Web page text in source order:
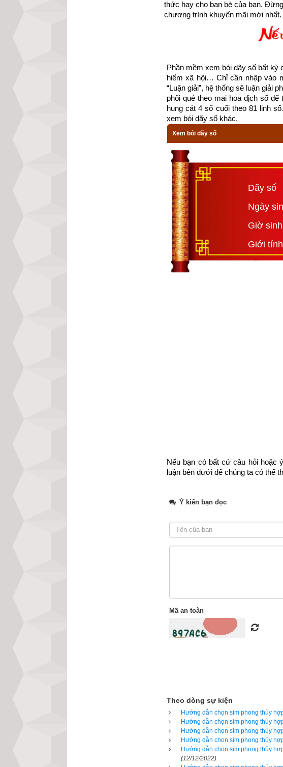
Các luận giải vận mệnh phía
trợ do không đủ dữ liệu về trụ
xem luận giải chi tiết và chính
nhập đủ ngày giờ tháng năm
nay của chúng tôi ở bên dưới.
Tại sao sim phong thủy lại có
các mạch vi xử lý trong sim và
và cả dãy số, mỗi con số lại
bằng lại năng lượng và ngũ
tiền nhiều là do có phước được
luôn phải nỗ lực, hành thiện tích
thức hay cho bạn bè của bạn.
chương trình khuyến mãi mới
Phần mềm xem bói dãy số bất kỳ
hiểm xã hội… Chỉ cần nhập vào
“Luận giải”, hệ thống sẽ luận giải
phối quẻ theo mai hoa dịch số
hung cát 4 số cuối theo 81 linh
xem bói dãy số khác.
Xem bói dãy số
Dãy số
Ngày
Giờ sinh
Giới tính
Nếu bạn có bất cứ câu hỏi hoặc
luận bên dưới để chúng ta có thể
Ý kiến bạn đọc
Mã an toàn
Theo dòng sự kiện
Hướng dẫn chọn sim phong thủy
Hướng dẫn chọn sim phong thủy
Hướng dẫn chọn sim phong thủy
Hướng dẫn chọn sim phong thủy
Hướng dẫn chọn sim phong thủy
(12/12/2022)